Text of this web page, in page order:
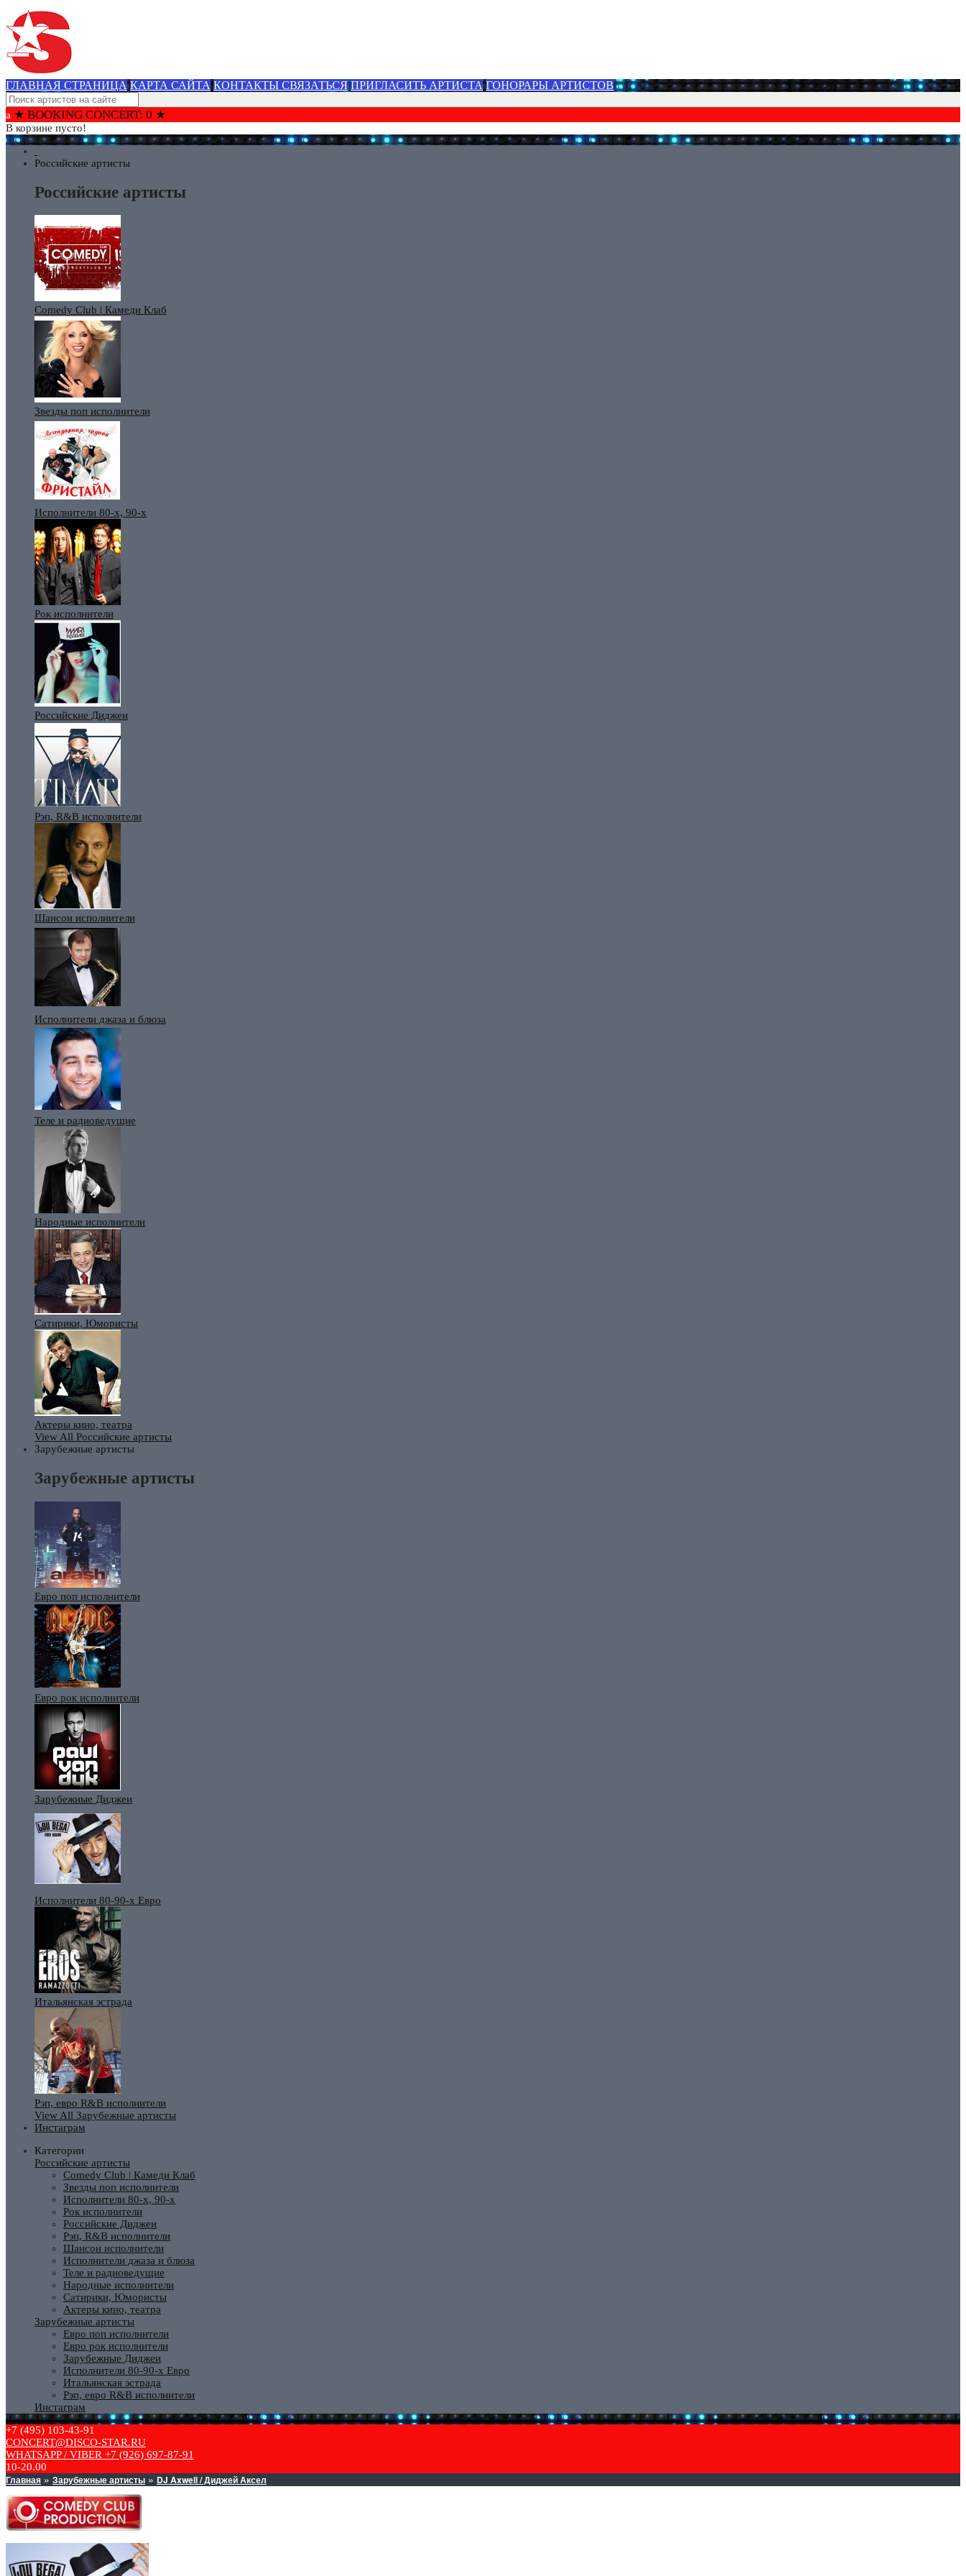
ГЛАВНАЯ СТРАНИЦА КАРТА САЙТА КОНТАКТЫ СВЯЗАТЬСЯ ПРИГЛАСИТЬ АРТИСТА ГОНОРАРЫ АРТИСТОВ
★ BOOKING CONCERT: 0 ★
В корзине пусто!
Российские артисты
Российские артисты
Comedy Club | Камеди Клаб
Звезды поп исполнители
Исполнители 80-х, 90-х
Рок исполнители
Российские Диджеи
Рэп, R&B исполнители
Шансон исполнители
Исполнители джаза и блюза
Теле и радиоведущие
Народные исполнители
Сатирики, Юмористы
Актеры кино, театра
View All Российские артисты
Зарубежные артисты
Зарубежные артисты
Евро поп исполнители
Евро рок исполнители
Зарубежные Диджеи
Исполнители 80-90-х Евро
Итальянская эстрада
Рэп, евро R&B исполнители
View All Зарубежные артисты
Инстаграм
Категории
Российские артисты
Comedy Club | Камеди Клаб
Звезды поп исполнители
Исполнители 80-х, 90-х
Рок исполнители
Российские Диджеи
Рэп, R&B исполнители
Шансон исполнители
Исполнители джаза и блюза
Теле и радиоведущие
Народные исполнители
Сатирики, Юмористы
Актеры кино, театра
Зарубежные артисты
Евро поп исполнители
Евро рок исполнители
Зарубежные Диджеи
Исполнители 80-90-х Евро
Итальянская эстрада
Рэп, евро R&B исполнители
Инстаграм
+7 (495) 103-43-91
CONCERT@DISCO-STAR.RU
WHATSAPP / VIBER +7 (926) 697-87-91
10-20.00
Главная » Зарубежные артисты » DJ Axwell / Диджей Аксел